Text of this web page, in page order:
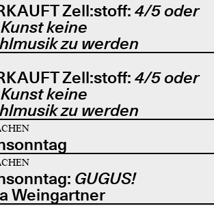
Zell:stoff: 4/5 oder
keine
zu werden
Zell:stoff: 4/5 oder
keine
zu werden
GUGUS!
Weingartner